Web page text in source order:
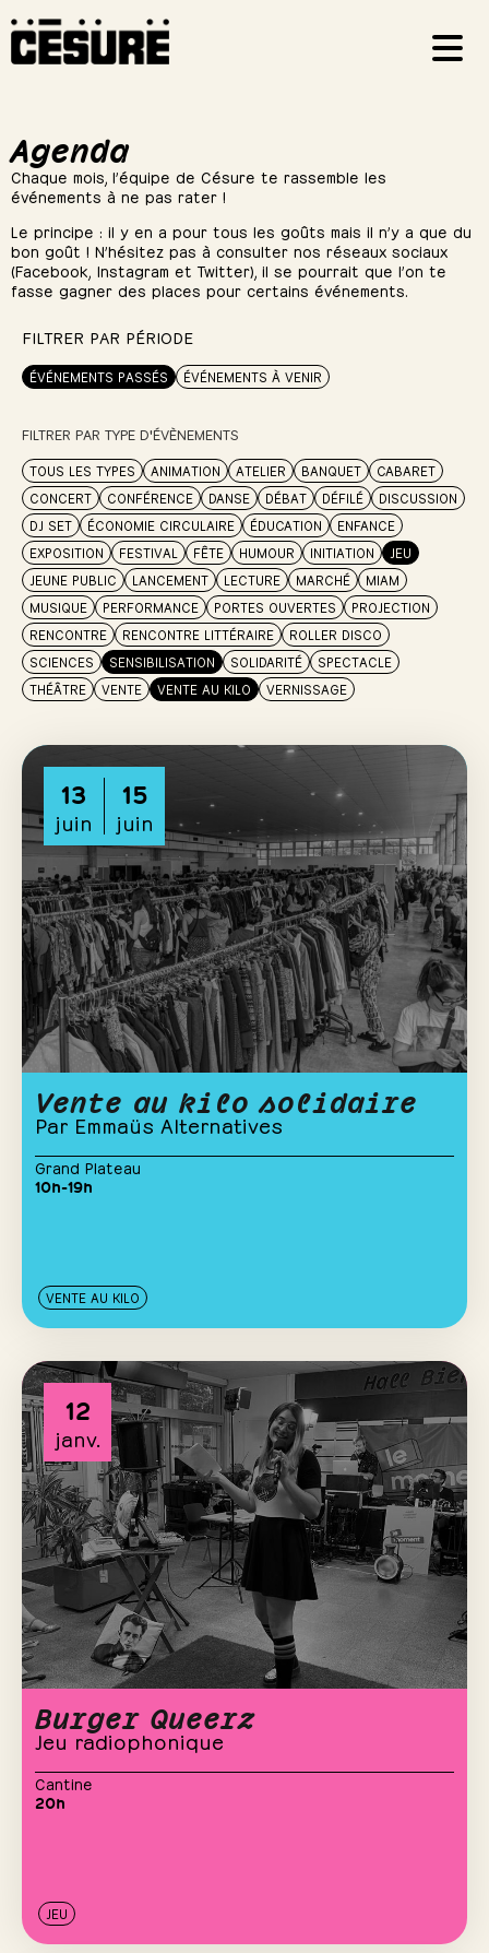
Agenda
Chaque mois, l’équipe de Césure te rassemble les
événements à ne pas rater !
Le principe : il y en a pour tous les goûts mais il n’y a que du
bon goût ! N’hésitez pas à consulter nos réseaux sociaux
(Facebook, Instagram et Twitter), il se pourrait que l’on te
fasse gagner des places pour certains événements.
FILTRER PAR PÉRIODE
ÉVÉNEMENTS PASSÉS ÉVÉNEMENTS À VENIR
FILTRER PAR TYPE D'ÉVÈNEMENTS
TOUS LES TYPES ANIMATION ATELIER BANQUET
CABARET
CONCERT
CONFÉRENCE DANSE DÉBAT DÉFILÉ
DISCUSSION
DJ SET
ÉCONOMIE CIRCULAIRE ÉDUCATION
ENFANCE
EXPOSITION
FESTIVAL FÊTE HUMOUR INITIATION
JEU
JEUNE PUBLIC
LANCEMENT LECTURE MARCHÉ
MIAM
MUSIQUE
PERFORMANCE PORTES OUVERTES
PROJECTION
RENCONTRE
RENCONTRE LITTÉRAIRE
ROLLER DISCO
SCIENCES
SENSIBILISATION SOLIDARITÉ
SPECTACLE
THÉÂTRE
VENTE VENTE AU KILO VERNISSAGE
13
juin
15
juin
Vente au kilo solidaire
Par Emmaüs Alternatives
Grand Plateau
10h-19h
VENTE AU KILO
12
janv.
Burger Queerz
Jeu radiophonique
Cantine
20h
JEU